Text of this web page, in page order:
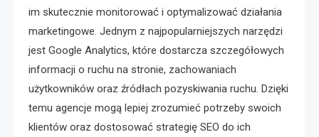
im skutecznie monitorować i optymalizować działania
marketingowe. Jednym z najpopularniejszych narzędzi
jest Google Analytics, które dostarcza szczegółowych
informacji o ruchu na stronie, zachowaniach
użytkowników oraz źródłach pozyskiwania ruchu. Dzięki
temu agencje mogą lepiej zrozumieć potrzeby swoich
klientów oraz dostosować strategię SEO do ich